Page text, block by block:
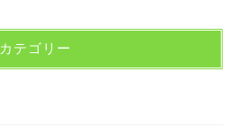
カテゴリー